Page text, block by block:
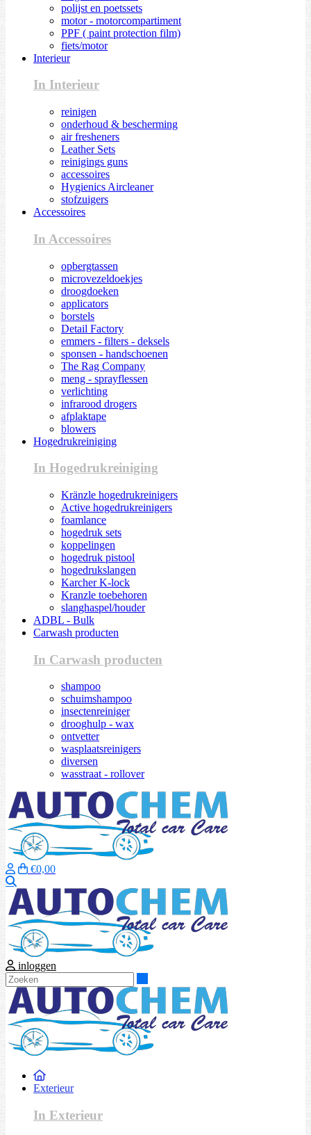
polijst en poetssets
motor - motorcompartiment
PPF ( paint protection film)
fiets/motor
Interieur
In Interieur
reinigen
onderhoud & bescherming
air fresheners
Leather Sets
reinigings guns
accessoires
Hygienics Aircleaner
stofzuigers
Accessoires
In Accessoires
opbergtassen
microvezeldoekjes
droogdoeken
applicators
borstels
Detail Factory
emmers - filters - deksels
sponsen - handschoenen
The Rag Company
meng - sprayflessen
verlichting
infrarood drogers
afplaktape
blowers
Hogedrukreiniging
In Hogedrukreiniging
Kränzle hogedrukreinigers
Active hogedrukreinigers
foamlance
hogedruk sets
koppelingen
hogedruk pistool
hogedrukslangen
Karcher K-lock
Kranzle toebehoren
slanghaspel/houder
ADBL - Bulk
Carwash producten
In Carwash producten
shampoo
schuimshampoo
insectenreiniger
drooghulp - wax
ontvetter
wasplaatsreinigers
diversen
wasstraat - rollover
€0,00
inloggen
Exterieur
In Exterieur